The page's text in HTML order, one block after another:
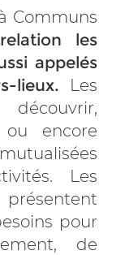
Communs
les
appelés
lieux.
Les
encore
Les
pour
de